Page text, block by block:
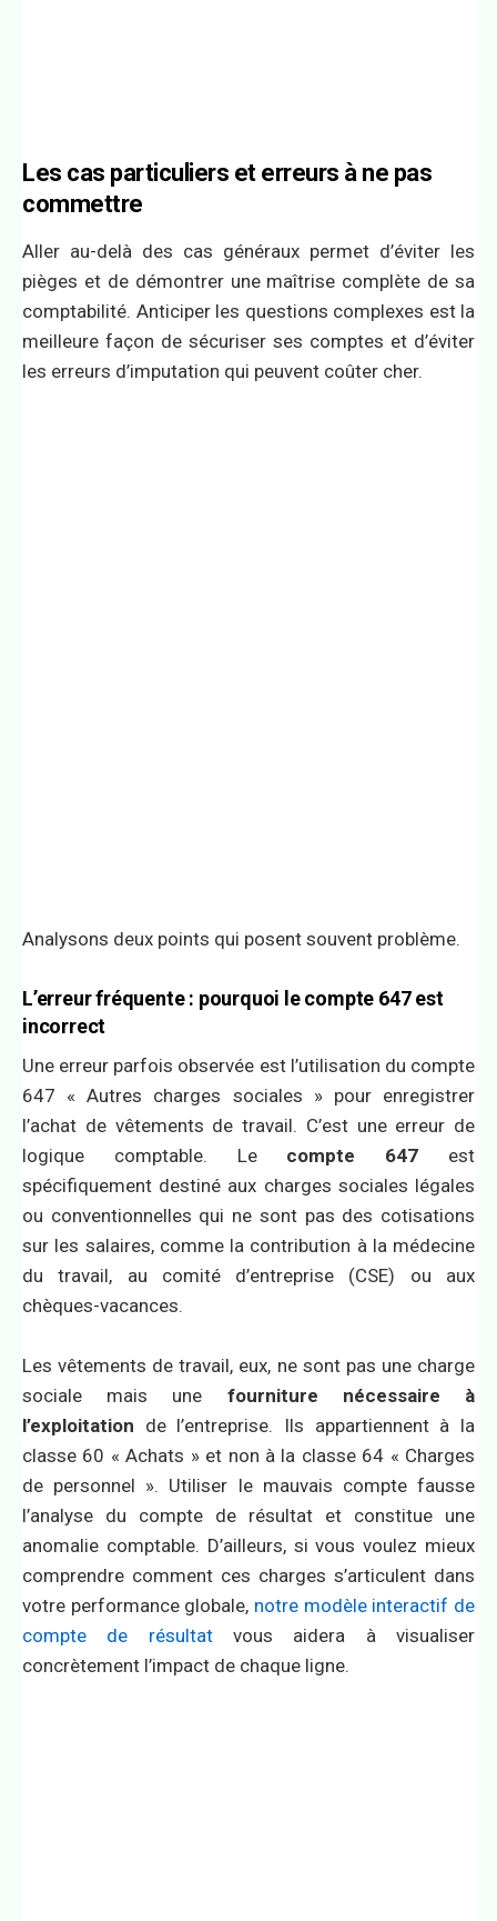
Les cas particuliers et erreurs à ne pas
commettre
Aller au-delà des cas généraux permet d’éviter les
pièges et de démontrer une maîtrise complète de sa
comptabilité. Anticiper les questions complexes est la
meilleure façon de sécuriser ses comptes et d’éviter
les erreurs d’imputation qui peuvent coûter cher.
Analysons deux points qui posent souvent problème.
L’erreur fréquente : pourquoi le compte 647 est
incorrect
Une erreur parfois observée est l’utilisation du compte
647 « Autres charges sociales » pour enregistrer
l’achat de vêtements de travail. C’est une erreur de
logique comptable. Le compte 647 est
spécifiquement destiné aux charges sociales légales
ou conventionnelles qui ne sont pas des cotisations
sur les salaires, comme la contribution à la médecine
du travail, au comité d’entreprise (CSE) ou aux
chèques-vacances.
Les vêtements de travail, eux, ne sont pas une charge
sociale mais une fourniture nécessaire à
l’exploitation de l’entreprise. Ils appartiennent à la
classe 60 « Achats » et non à la classe 64 « Charges
de personnel ». Utiliser le mauvais compte fausse
l’analyse du compte de résultat et constitue une
anomalie comptable. D’ailleurs, si vous voulez mieux
comprendre comment ces charges s’articulent dans
votre performance globale, notre modèle interactif de
compte de résultatvous aidera à visualiser
concrètement l’impact de chaque ligne.